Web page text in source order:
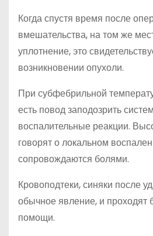
Когда спустя время после
вмешательства, на том же
уплотнение, это
возникновении опухоли.
При субфебрильной
есть повод заподозрить
воспалительные реакции.
говорят о локальном
сопровождаются болями.
Кровоподтеки, синяки после
обычное явление, и проходят
помощи.